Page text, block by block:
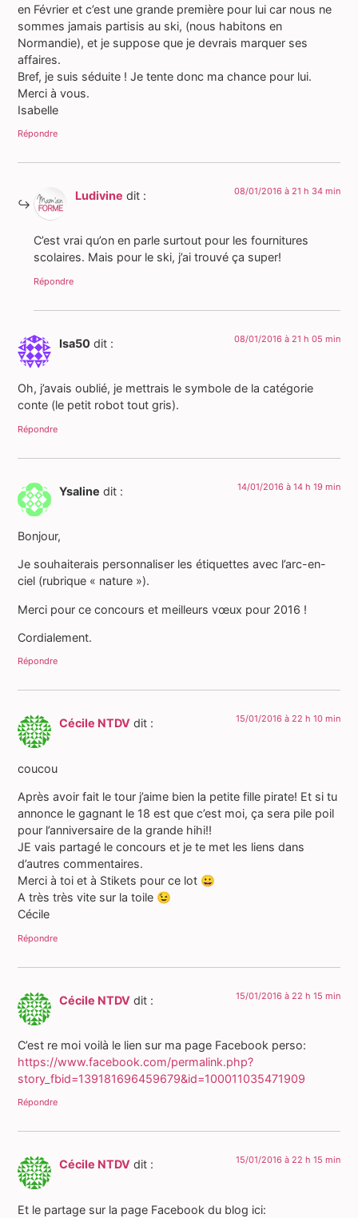
en Février et c’est une grande première pour lui car nous ne
sommes jamais partisis au ski, (nous habitons en
Normandie), et je suppose que je devrais marquer ses
affaires.
Bref, je suis séduite ! Je tente donc ma chance pour lui.
Merci à vous.
Isabelle
Répondre
Ludivine dit : 08/01/2016 à 21 h 34 min
C’est vrai qu’on en parle surtout pour les fournitures
scolaires. Mais pour le ski, j’ai trouvé ça super!
Répondre
Isa50 dit : 08/01/2016 à 21 h 05 min
Oh, j’avais oublié, je mettrais le symbole de la catégorie
conte (le petit robot tout gris).
Répondre
Ysaline dit : 14/01/2016 à 14 h 19 min
Bonjour,
Je souhaiterais personnaliser les étiquettes avec l’arc-en-
ciel (rubrique « nature »).
Merci pour ce concours et meilleurs vœux pour 2016 !
Cordialement.
Répondre
Cécile NTDV dit : 15/01/2016 à 22 h 10 min
coucou
Après avoir fait le tour j’aime bien la petite fille pirate! Et si tu
annonce le gagnant le 18 est que c’est moi, ça sera pile poil
pour l’anniversaire de la grande hihi!!
JE vais partagé le concours et je te met les liens dans
d’autres commentaires.
Merci à toi et à Stikets pour ce lot 😀
A très très vite sur la toile 😉
Cécile
Répondre
Cécile NTDV dit : 15/01/2016 à 22 h 15 min
C’est re moi voilà le lien sur ma page Facebook perso:
https://www.facebook.com/permalink.php?
story_fbid=139181696459679&id=100011035471909
Répondre
Cécile NTDV dit : 15/01/2016 à 22 h 15 min
Et le partage sur la page Facebook du blog ici: